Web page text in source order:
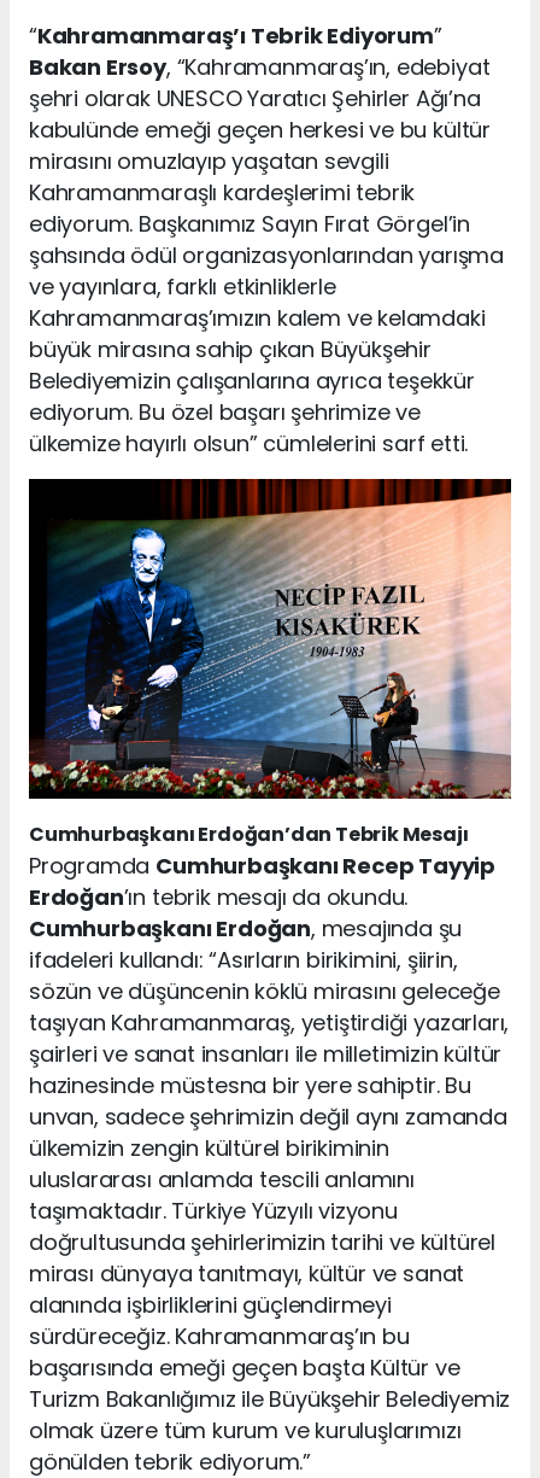
“Kahramanmaraş’ı Tebrik Ediyorum”
Bakan Ersoy, “Kahramanmaraş’ın, edebiyat
şehri olarak UNESCO Yaratıcı Şehirler Ağı’na
kabulünde emeği geçen herkesi ve bu kültür
mirasını omuzlayıp yaşatan sevgili
Kahramanmaraşlı kardeşlerimi tebrik
ediyorum. Başkanımız Sayın Fırat Görgel’in
şahsında ödül organizasyonlarından yarışma
ve yayınlara, farklı etkinliklerle
Kahramanmaraş’ımızın kalem ve kelamdaki
büyük mirasına sahip çıkan Büyükşehir
Belediyemizin çalışanlarına ayrıca teşekkür
ediyorum. Bu özel başarı şehrimize ve
ülkemize hayırlı olsun” cümlelerini sarf etti.
Cumhurbaşkanı Erdoğan’dan Tebrik Mesajı
Programda Cumhurbaşkanı Recep Tayyip
Erdoğan’ın tebrik mesajı da okundu.
Cumhurbaşkanı Erdoğan, mesajında şu
ifadeleri kullandı: “Asırların birikimini, şiirin,
sözün ve düşüncenin köklü mirasını geleceğe
taşıyan Kahramanmaraş, yetiştirdiği yazarları,
şairleri ve sanat insanları ile milletimizin kültür
hazinesinde müstesna bir yere sahiptir. Bu
unvan, sadece şehrimizin değil aynı zamanda
ülkemizin zengin kültürel birikiminin
uluslararası anlamda tescili anlamını
taşımaktadır. Türkiye Yüzyılı vizyonu
doğrultusunda şehirlerimizin tarihi ve kültürel
mirası dünyaya tanıtmayı, kültür ve sanat
alanında işbirliklerini güçlendirmeyi
sürdüreceğiz. Kahramanmaraş’ın bu
başarısında emeği geçen başta Kültür ve
Turizm Bakanlığımız ile Büyükşehir Belediyemiz
olmak üzere tüm kurum ve kuruluşlarımızı
gönülden tebrik ediyorum.”